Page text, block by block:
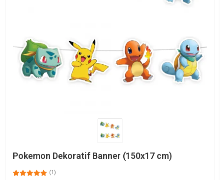
Pokemon Dekoratif Banner (150x17 cm)
(1)